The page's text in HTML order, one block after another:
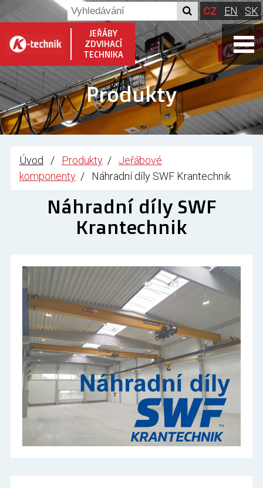
CZ EN SK
JEŘÁBY
ZDVIHACÍ
TECHNIKA
Produkty
Úvod Produkty
Jeřábové
komponenty
Náhradní díly SWF Krantechnik
Náhradní díly SWF
Krantechnik